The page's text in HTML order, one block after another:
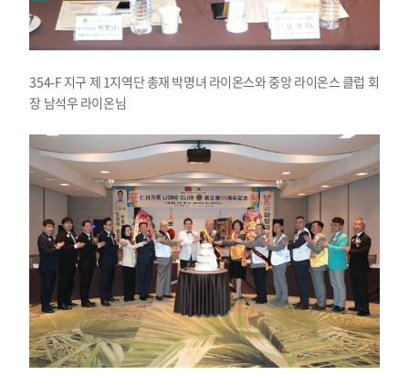
354-F 지구 제 1지역단 총재 박명녀 라이온스와 중앙 라이온스 클럽 회
장 남석우 라이온님